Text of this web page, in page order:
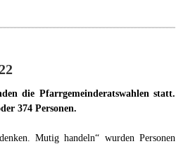
die Pfarrgemeinderatswahlen statt.
374 Personen.
Mutig handeln“ wurden Personen